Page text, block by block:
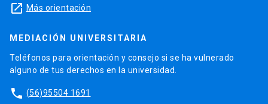
launch Más orientación
MEDIACIÓN UNIVERSITARIA
Teléfonos para orientación y consejo si se ha vulnerado
alguno de tus derechos en la universidad.
phone (56)95504 1691